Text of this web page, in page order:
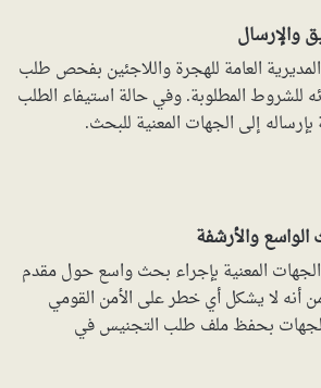
والإرسال
العامة للهجرة واللاجئين بفحص طلب
للشروط المطلوبة. وفي حالة استيفاء الطلب
إلى الجهات المعنية للبحث.
الواسع والأرشفة
المعنية بإجراء بحث واسع حول مقدم
أنه لا يشكل أي خطر على الأمن القومي
الجهات بحفظ ملف طلب التجنيس في